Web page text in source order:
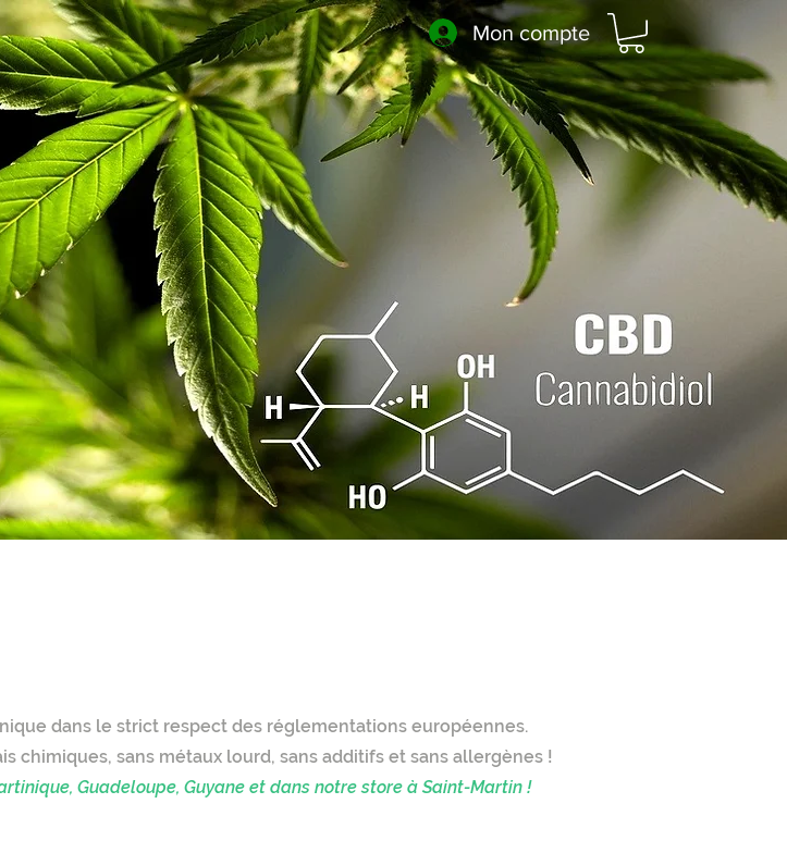
Mon compte
Livraison
gratuite
Des centaines de
références à venir !
dans le strict respect des réglementations européennes.
chimiques, sans métaux lourd, sans additifs et sans allergènes !
Guadeloupe, Guyane et dans notre store à Saint-Martin !